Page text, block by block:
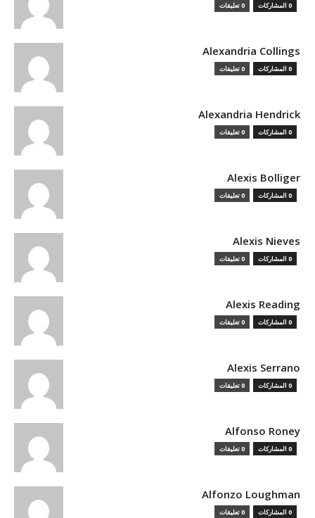
0 المشاركات 0 تعليقات
Alexandria Collings
0 المشاركات 0 تعليقات
Alexandria Hendrick
0 المشاركات 0 تعليقات
Alexis Bolliger
0 المشاركات 0 تعليقات
Alexis Nieves
0 المشاركات 0 تعليقات
Alexis Reading
0 المشاركات 0 تعليقات
Alexis Serrano
0 المشاركات 0 تعليقات
Alfonso Roney
0 المشاركات 0 تعليقات
Alfonzo Loughman
0 المشاركات 0 تعليقات